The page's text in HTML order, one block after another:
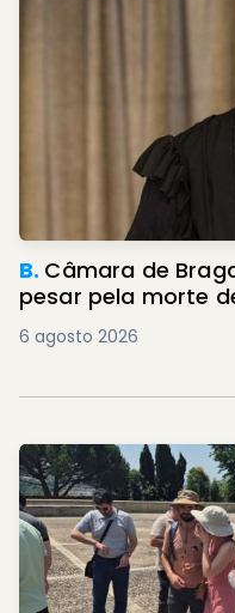
B. Câmara de
pesar pela morte
6 agosto 2026